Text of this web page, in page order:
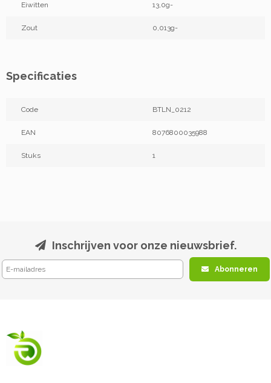
Eiwitten 13,0g-
Zout 0,013g-
Specificaties
Code BTLN_0212
EAN 8076800035988
Stuks 1
Inschrijven voor onze nieuwsbrief.
Abonneren